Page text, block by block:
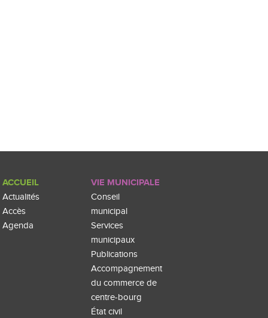
ACCUEIL
Actualités
Accès
Agenda
VIE MUNICIPALE
Conseil
municipal
Services
municipaux
Publications
Accompagnement
du commerce de
centre-bourg
État civil